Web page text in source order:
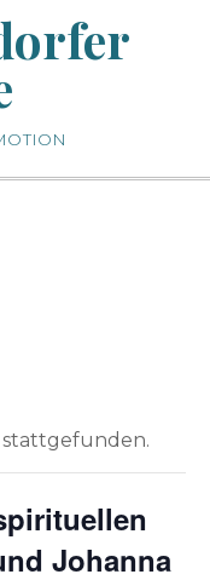
stattgefunden.
Johanna